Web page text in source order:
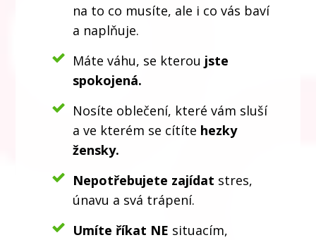
na to co musíte, ale i co vás baví
a naplňuje.
Máte váhu, se kterou jste
spokojená.
Nosíte oblečení, které vám sluší
a ve kterém se cítíte hezky
žensky.
Nepotřebujete zajídat stres,
únavu a svá trápení.
Umíte říkat NE situacím,